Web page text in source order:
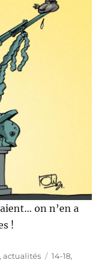
on n’en a
!
actualités Étiquettes
14-18,